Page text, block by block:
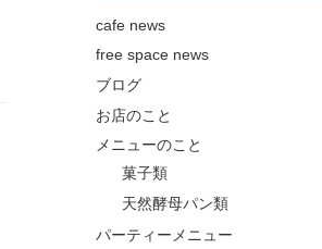
cafe news
free space news
ブログ
お店のこと
メニューのこと
菓子類
天然酵母パン類
パーティーメニュー